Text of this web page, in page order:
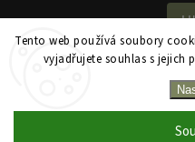
Tento web používá soubory
vyjadřujete souhlas s jejich
Upravit